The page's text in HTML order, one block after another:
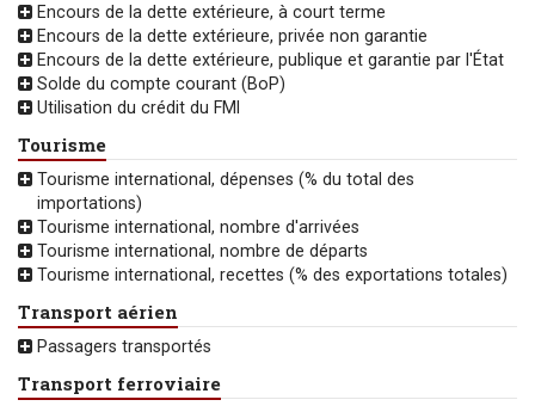
Encours de la dette extérieure, à court terme
Encours de la dette extérieure, privée non garantie
Encours de la dette extérieure, publique et garantie par l'État
Solde du compte courant (BoP)
Utilisation du crédit du FMI
Tourisme
Tourisme international, dépenses (% du total des
importations)
Tourisme international, nombre d'arrivées
Tourisme international, nombre de départs
Tourisme international, recettes (% des exportations totales)
Transport aérien
Passagers transportés
Transport ferroviaire